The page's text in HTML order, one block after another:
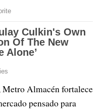
Metro Almacén fortalece
pensado para